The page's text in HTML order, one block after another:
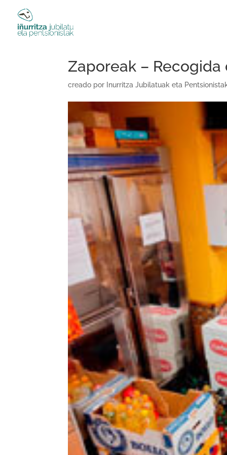
Zaporeak –
creado por Inurritza Jubilatuak eta